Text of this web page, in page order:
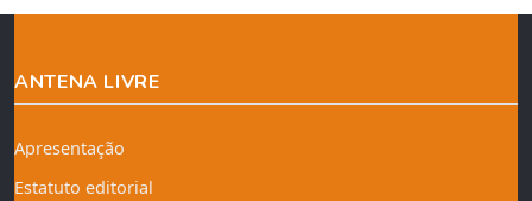
ANTENA LIVRE
Apresentação
Estatuto editorial